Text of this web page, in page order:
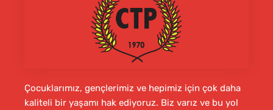
Çocuklarımız, gençlerimiz ve hepimiz için çok daha
kaliteli bir yaşamı hak ediyoruz. Biz varız ve bu yol